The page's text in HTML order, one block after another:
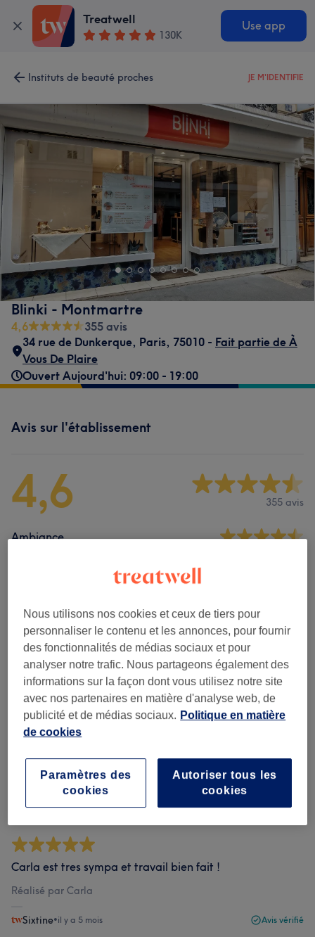
Treatwell
130K
Use app
Instituts de beauté proches JE M'IDENTIFIE
Blinki - Montmartre
4,6
355 avis
34 rue de Dunkerque, Paris, 75010 - Fait partie de À
Vous De Plaire
Ouvert Aujourd'hui: 09:00 - 19:00
Avis sur l'établissement
4,6 355 avis
Ambiance
Filtrer les avis
Évaluation Filtrer par évaluation
Avis vérifiés
Rédigé par nos clients, pour vous faire une idée de la
qualité du salon dans lequel vous souhaitez vous
rendre.
Carla est tres sympa et travail bien fait !
Réalisé par Carla
Sixtine•il y a 5 mois Avis vérifié
Nous utilisons nos cookies et ceux de tiers pour
personnaliser le contenu et les annonces, pour fournir
des fonctionnalités de médias sociaux et pour
analyser notre trafic. Nous partageons également des
informations sur la façon dont vous utilisez notre site
avec nos partenaires en matière d'analyse web, de
publicité et de médias sociaux. Politique en matière
de cookies
Autoriser tous les
cookies
Paramètres des
cookies